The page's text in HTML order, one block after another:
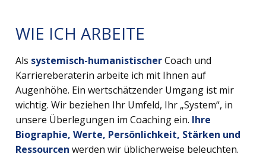
WIE ICH ARBEITE
Als systemisch-humanistischerCoach und
Karriereberaterin arbeite ich mit Ihnen auf
Augenhöhe. Ein wertschätzender Umgang ist mir
wichtig. Wir beziehen Ihr Umfeld, Ihr „System“, in
unsere Überlegungen im Coaching ein. Ihre
Biographie, Werte, Persönlichkeit, Stärken und
Ressourcen werden wir üblicherweise beleuchten.